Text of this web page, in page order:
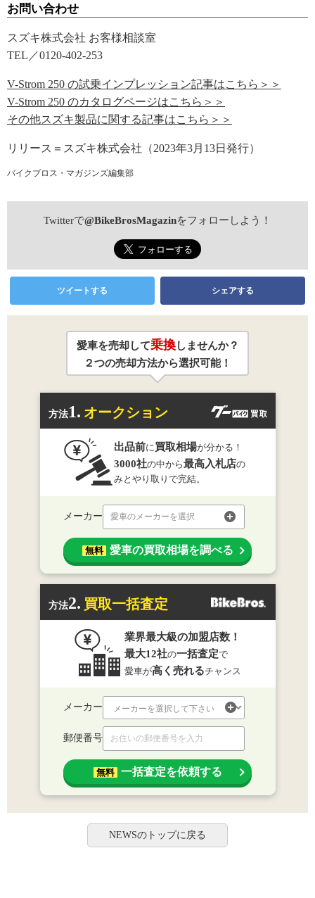
お問い合わせ
スズキ株式会社 お客様相談室
TEL／0120-402-253
V-Strom 250 の試乗インプレッション記事はこちら＞＞
V-Strom 250 のカタログページはこちら＞＞
その他スズキ製品に関する記事はこちら＞＞
リリース＝スズキ株式会社（2023年3月13日発行）
バイクブロス・マガジンズ編集部
Twitterで@BikeBrosMagazinをフォローしよう！
ツイートする シェアする
愛車を売却して乗換しませんか？
２つの売却方法から選択可能！
方法1. オークション
出品前に 買取相場が分かる！
3000社の中から最高入札店の
みとやり取りで完結。
メーカー 愛車のメーカーを選択
無料 愛車の買取相場を調べる
方法2. 買取一括査定
業界最大級の加盟店数！
最大12社の一括査定で
愛車が高く売れるチャンス
メーカー
郵便番号
無料 一括査定を依頼する
NEWSのトップに戻る